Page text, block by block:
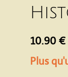
10.90 €
Plus